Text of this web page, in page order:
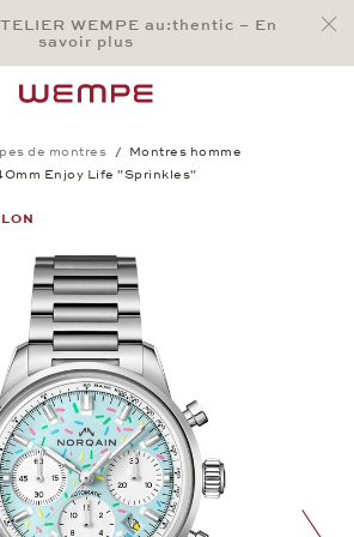
Main Content
Main Menu
Search
Footer
WEMPE au:thentic – En
savoir plus
de montres
Montres homme
Enjoy Life "Sprinkles"
40mm Enjoy Life